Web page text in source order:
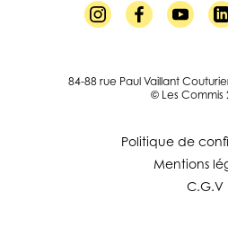
84-88 rue Paul Vaillant
© Les Commis
Politique de
Mentions
C.G.V